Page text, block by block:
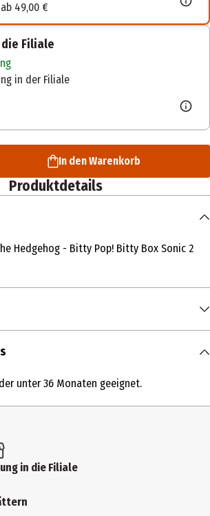
49,00 €
Filiale
in der Filiale
In den Warenkorb
Produktdetails
Hedgehog - Bitty Pop! Bitty Box Sonic 2
unter 36 Monaten geeignet.
in die Filiale